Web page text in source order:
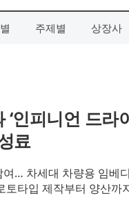
주제별 상장사
인피니언 드라
료
… 차세대 차량용 임베
타입 제작부터 양산까